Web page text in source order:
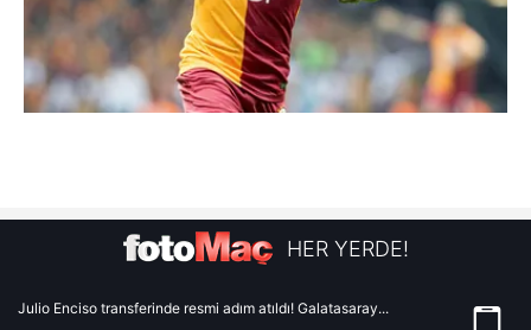
HER YERDE!
Julio Enciso transferinde resmi adım atıldı! Galatasaray...